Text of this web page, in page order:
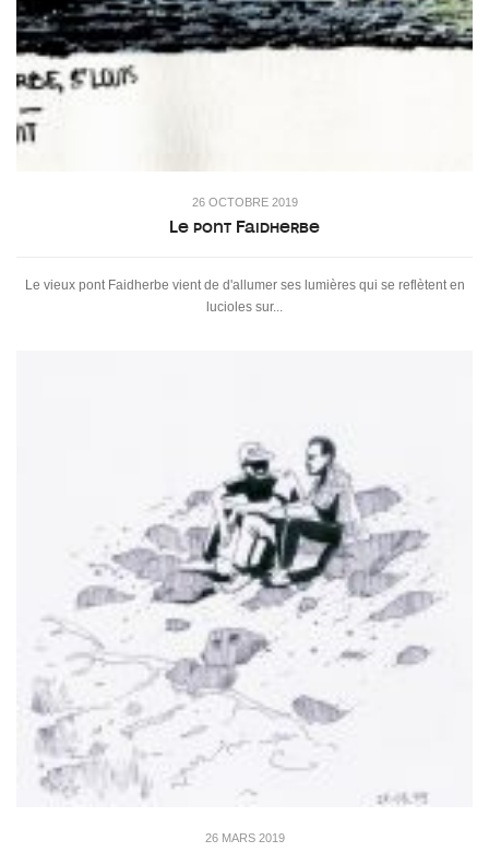
26 OCTOBRE 2019
Le pont Faidherbe
Le vieux pont Faidherbe vient de d'allumer ses lumières qui se reflètent en
lucioles sur...
26 MARS 2019